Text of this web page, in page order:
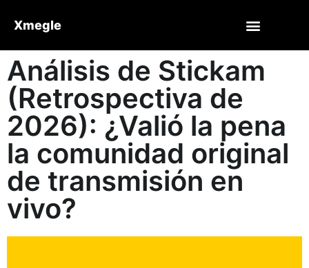
Xmegle
Análisis de Stickam
(Retrospectiva de
2026): ¿Valió la pena
la comunidad original
de transmisión en
vivo?